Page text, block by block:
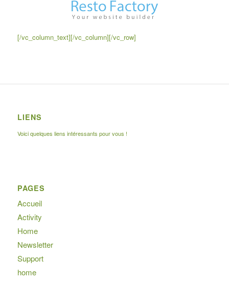
[/vc_column_text][/vc_column][/vc_row]
LIENS
Voici quelques liens intéressants pour vous !
PAGES
Accueil
Activity
Home
Newsletter
Support
home